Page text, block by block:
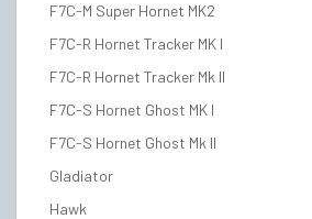
F7C-M Super Hornet MK2
F7C-R Hornet Tracker MK I
F7C-R Hornet Tracker Mk II
F7C-S Hornet Ghost MK I
F7C-S Hornet Ghost Mk II
Gladiator
Hawk